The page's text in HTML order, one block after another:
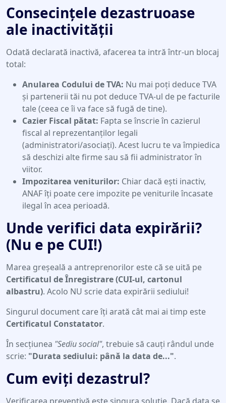
Consecințele dezastruoase
ale inactivității
Odată declarată inactivă, afacerea ta intră într-un blocaj
total:
Anularea Codului de TVA: Nu mai poți deduce TVA
și partenerii tăi nu pot deduce TVA-ul de pe facturile
tale (ceea ce îi va face să fugă de tine).
Cazier Fiscal pătat: Fapta se înscrie în cazierul
fiscal al reprezentanților legali
(administratori/asociați). Acest lucru te va împiedica
să deschizi alte firme sau să fii administrator în
viitor.
Impozitarea veniturilor: Chiar dacă ești inactiv,
ANAF îți poate cere impozite pe veniturile încasate
ilegal în acea perioadă.
Unde verifici data expirării?
(Nu e pe CUI!)
Marea greșeală a antreprenorilor este că se uită pe
Certificatul de Înregistrare (CUI-ul, cartonul
albastru). Acolo NU scrie data expirării sediului!
Singurul document care îți arată cât mai ai timp este
Certificatul Constatator.
În secțiunea "Sediu social", trebuie să cauți rândul unde
scrie: "Durata sediului: până la data de...".
Cum eviți dezastrul?